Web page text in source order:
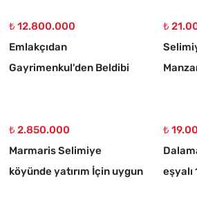
₺ 12.800.000
Emlakçıdan
Gayrimenkul'den Beldibi
₺
₺ 2.850.000
Marmaris Selimiye
köyünde yatırım İçin uygun
₺
eşyalı